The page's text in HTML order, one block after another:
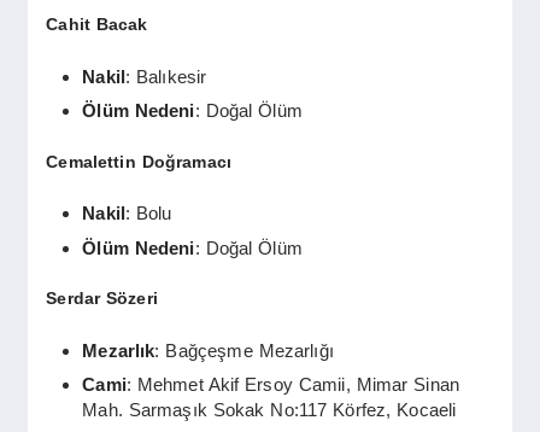
Cahit Bacak
Nakil: Balıkesir
Ölüm Nedeni: Doğal Ölüm
Cemalettin Doğramacı
Nakil: Bolu
Ölüm Nedeni: Doğal Ölüm
Serdar Sözeri
Mezarlık: Bağçeşme Mezarlığı
Cami: Mehmet Akif Ersoy Camii, Mimar Sinan
Mah. Sarmaşık Sokak No:117 Körfez, Kocaeli